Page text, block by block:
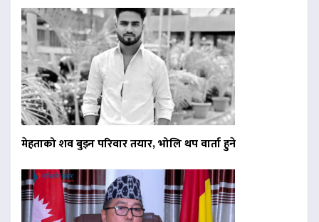
मेहताको शव बुझ्न परिवार तयार, भोलि थप वार्ता हुने